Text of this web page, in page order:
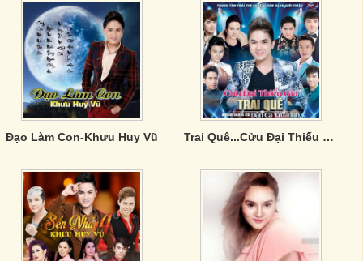
Đạo Làm Con-Khưu Huy Vũ Trai Quê...Cửu Đại Thiếu Gia